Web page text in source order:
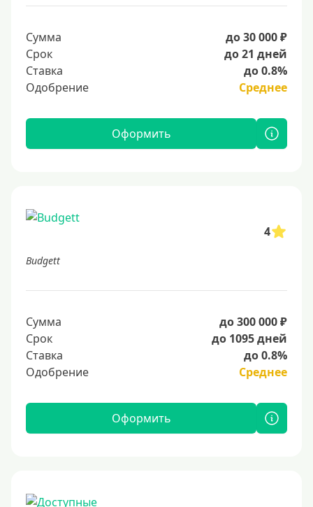
Сумма
до 30 000 ₽
Срок
до 21 дней
Ставка
до 0.8%
Одобрение
Среднее
Оформить
4
Budgett
Сумма
до 300 000 ₽
Срок
до 1095 дней
Ставка
до 0.8%
Одобрение
Среднее
Оформить